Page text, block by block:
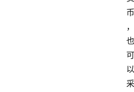
币
，
也
可
以
采